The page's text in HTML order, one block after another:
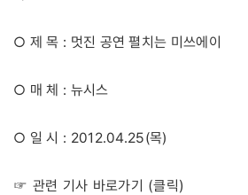
○ 제 목 : 멋진 공연 펼치는 미쓰에이
○ 매 체 : 뉴시스
○ 일 시 : 2012.04.25(목)
☞ 관련 기사 바로가기 (클릭)